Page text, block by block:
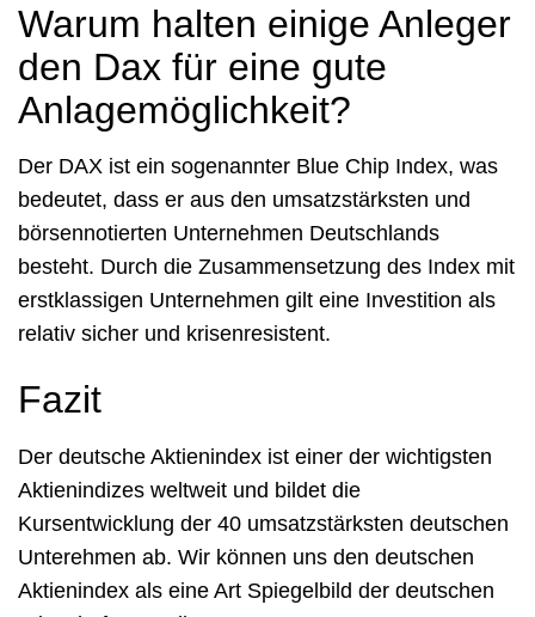
Warum halten einige Anleger
den Dax für eine gute
Anlagemöglichkeit?
Der DAX ist ein sogenannter Blue Chip Index, was
bedeutet, dass er aus den umsatzstärksten und
börsennotierten Unternehmen Deutschlands
besteht. Durch die Zusammensetzung des Index mit
erstklassigen Unternehmen gilt eine Investition als
relativ sicher und krisenresistent.
Fazit
Der deutsche Aktienindex ist einer der wichtigsten
Aktienindizes weltweit und bildet die
Kursentwicklung der 40 umsatzstärksten deutschen
Unterehmen ab. Wir können uns den deutschen
Aktienindex als eine Art Spiegelbild der deutschen